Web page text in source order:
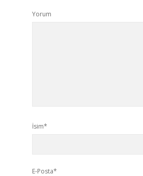
Yorum
İsim*
E-Posta*